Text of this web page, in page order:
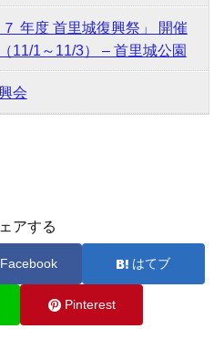
７ 年度 首里城復興祭」 開催
11/1～11/3） – 首里城公園
会
アする
Facebook はてブ
Pinterest